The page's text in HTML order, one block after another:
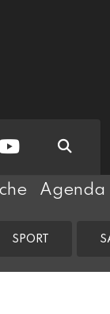
Agenda
SPORT